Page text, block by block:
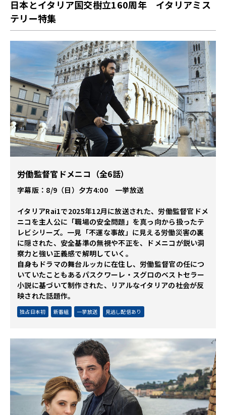
日本とイタリア国交樹立160周年 イタリアミス
テリー特集
労働監督官ドメニコ（全6話）
字幕版：8/9（日）夕方4:00 一挙放送
イタリアRai1で2025年12月に放送された、労働監督官ドメ
ニコを主人公に「職場の安全問題」を真っ向から扱ったテ
レビシリーズ。一見「不運な事故」に見える労働災害の裏
に隠された、安全基準の無視や不正を、ドメニコが鋭い洞
察力と強い正義感で解明していく。
自身もドラマの舞台ルッカに在住し、労働監督官の任につ
いていたこともあるパスクワーレ・スグロのベストセラー
小説に基づいて制作された、リアルなイタリアの社会が反
映された話題作。
独占日本初 新番組 一挙放送 見逃し配信あり